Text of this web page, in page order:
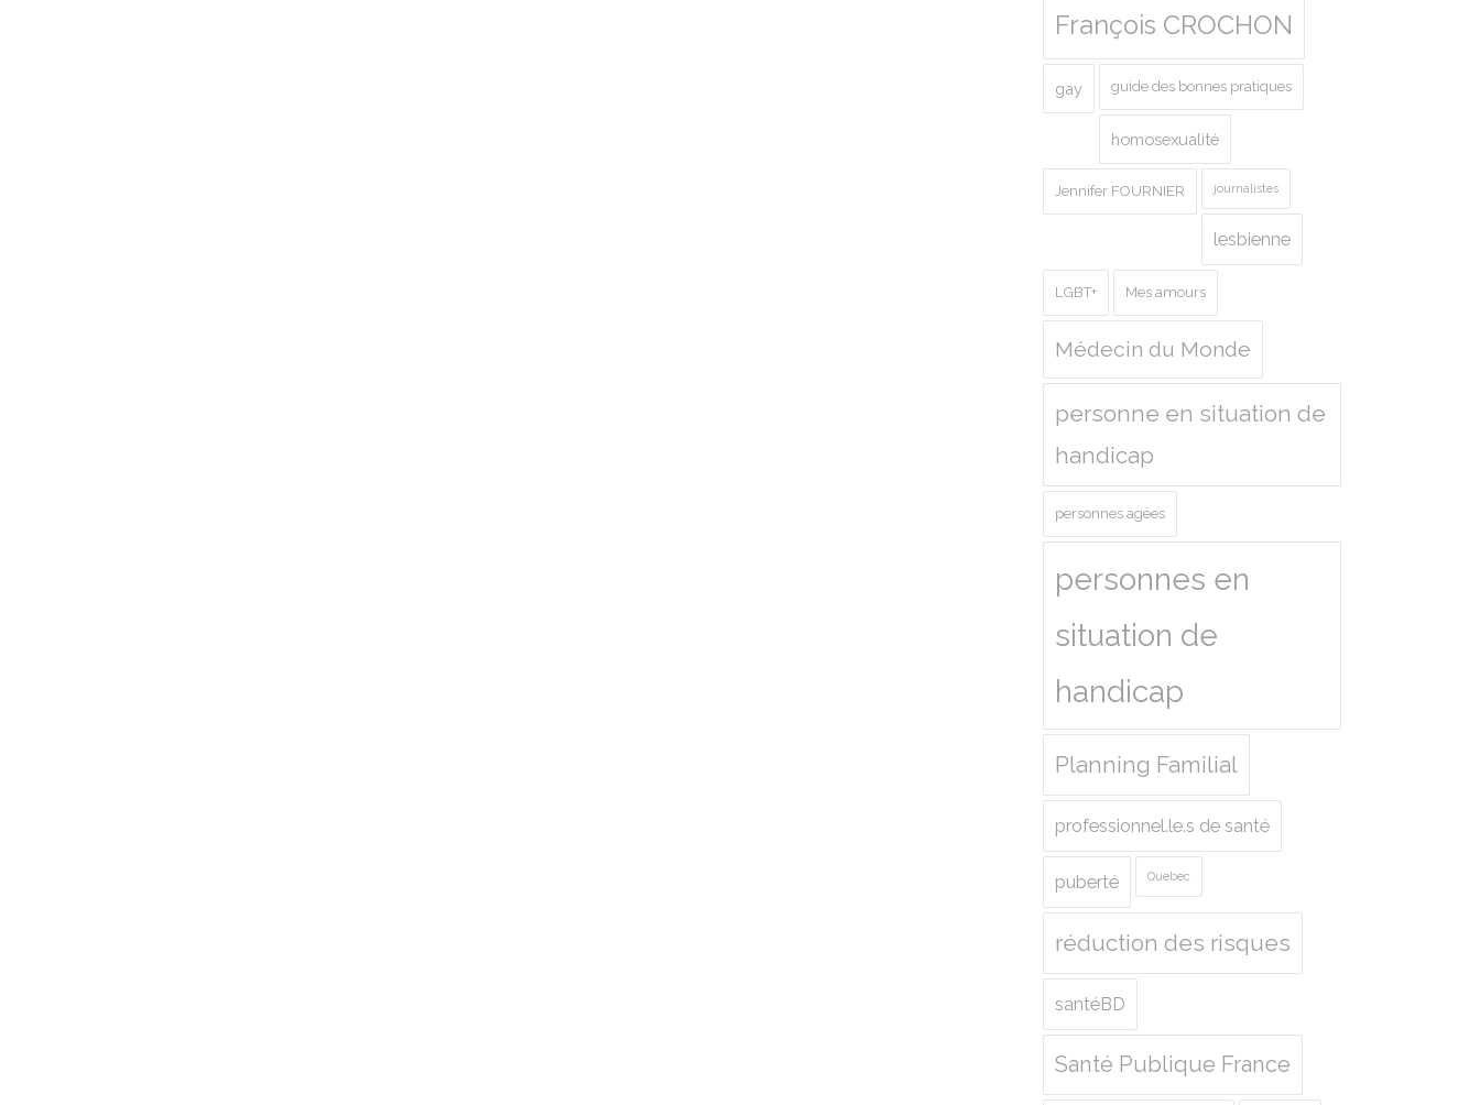
François CROCHON
gay guide des bonnes pratiques
homosexualité
Jennifer FOURNIER journalistes
lesbienne
LGBT+ Mes amours
Médecin du Monde
personne en situation de
handicap
personnes agées
personnes en
situation de
handicap
Planning Familial
professionnel.le.s de santé
puberté Quebec
réduction des risques
santéBD
Santé Publique France